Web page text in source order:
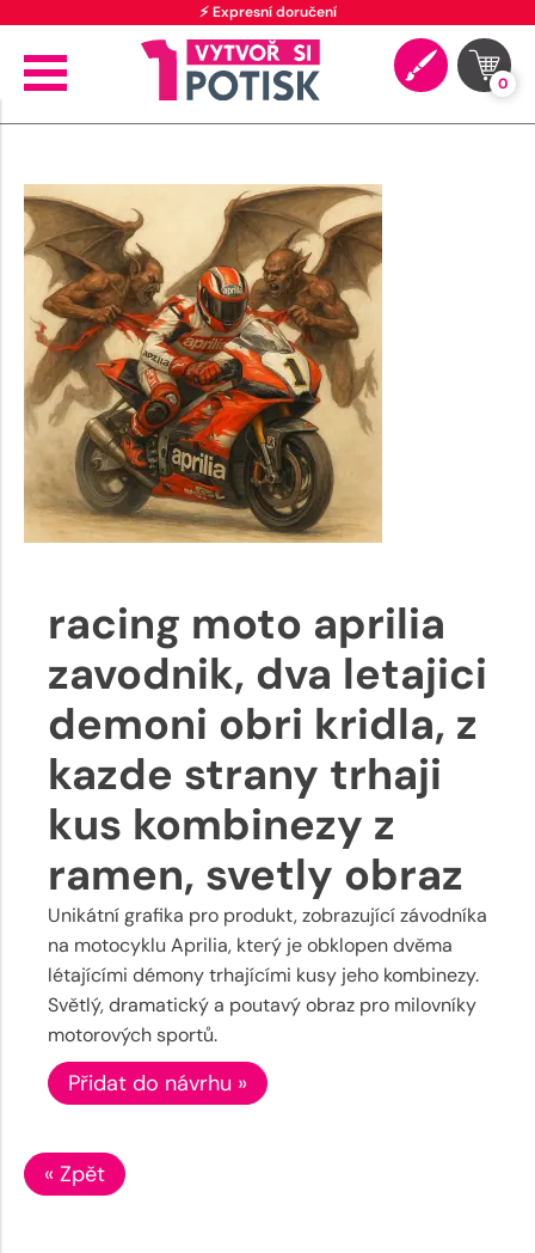
⚡ Expresní doručení
0
racing moto aprilia
zavodnik, dva letajici
demoni obri kridla, z
kazde strany trhaji
kus kombinezy z
ramen, svetly obraz
Unikátní grafika pro produkt, zobrazující závodníka
na motocyklu Aprilia, který je obklopen dvěma
létajícími démony trhajícími kusy jeho kombinezy.
Světlý, dramatický a poutavý obraz pro milovníky
motorových sportů.
Přidat do návrhu »
« Zpět